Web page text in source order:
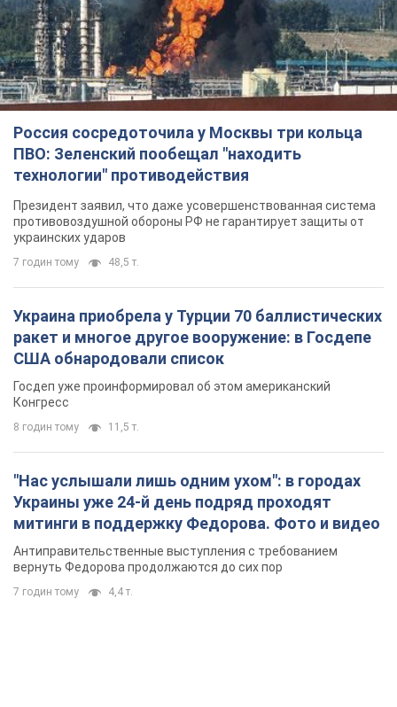
Россия сосредоточила у Москвы три кольца
ПВО: Зеленский пообещал "находить
технологии" противодействия
Президент заявил, что даже усовершенствованная система
противовоздушной обороны РФ не гарантирует защиты от
украинских ударов
7 годин тому 48,5 т.
Украина приобрела у Турции 70 баллистических
ракет и многое другое вооружение: в Госдепе
США обнародовали список
Госдеп уже проинформировал об этом американский
Конгресс
8 годин тому 11,5 т.
"Нас услышали лишь одним ухом": в городах
Украины уже 24-й день подряд проходят
митинги в поддержку Федорова. Фото и видео
Антиправительственные выступления с требованием
вернуть Федорова продолжаются до сих пор
7 годин тому 4,4 т.